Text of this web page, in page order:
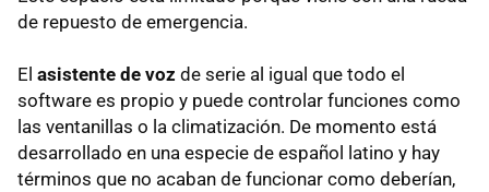
de repuesto de emergencia.
El asistente de voz de serie al igual que todo el
software es propio y puede controlar funciones como
las ventanillas o la climatización. De momento está
desarrollado en una especie de español latino y hay
términos que no acaban de funcionar como deberían,